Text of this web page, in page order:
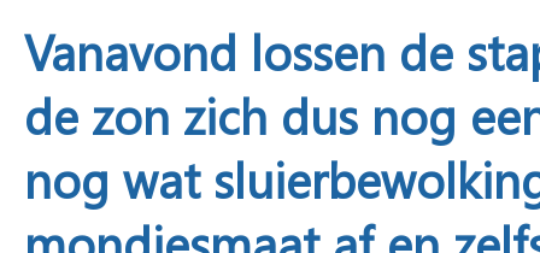
Vanavond lossen de
de zon zich dus nog
nog wat